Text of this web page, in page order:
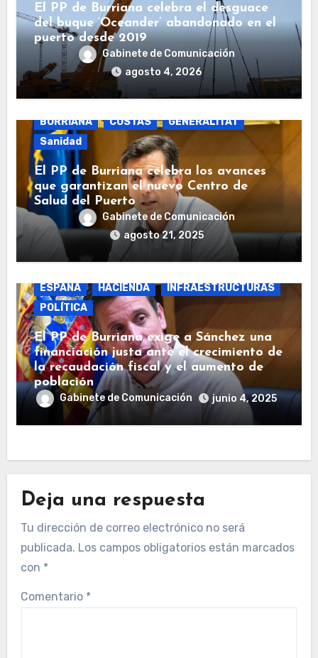
El PP de Burriana celebra el desguace
del buque ‘Oceander’ abandonado en el
puerto desde 2019
Gabinete de Comunicación
agosto 4, 2026
BURRIANA COSTAS
GENERALITAT
Sanidad
El PP de Burriana celebra los avances
que garantizan el nuevo Centro de
Salud del Puerto
Gabinete de Comunicación
agosto 21, 2025
ESPAÑA
HACIENDA
INFRAESTRUCTURAS
POLÍTICA
El PP de Burriana exige a Sánchez una
financiación justa ante el crecimiento de
la recaudación fiscal y el aumento de
población
Gabinete de Comunicación junio 4, 2025
Deja una respuesta
Tu dirección de correo electrónico no será
publicada. Los campos obligatorios están marcados
con *
Comentario *